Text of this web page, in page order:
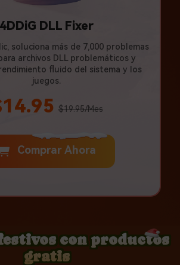
4DDiG DLL Fixer
soluciona más de 7,000 problemas
archivos DLL problemáticos y
fluido del sistema y los
juegos.
$19.95/Mes
Comprar Ahora
con productos
gratis